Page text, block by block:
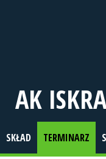
AK
SKŁAD TERMINARZ